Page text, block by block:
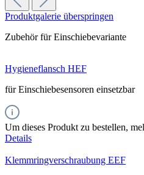
Produktgalerie überspringen
Zubehör für Einschiebevariante
Hygieneflansch HEF
für Einschiebesensoren einsetzbar
Um dieses Produkt zu bestellen,
Details
Klemmringverschraubung EEF